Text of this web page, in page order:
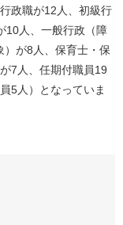
政職が12人、初級行
10人、一般行政（障
が8人、保育士・保
7人、任期付職員19
5人）となっていま